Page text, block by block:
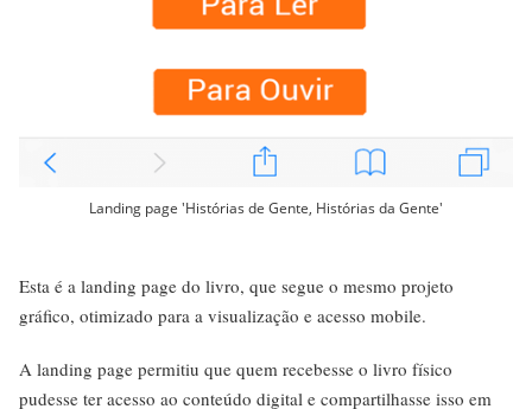
Landing page 'Histórias de Gente, Histórias da Gente'
Esta é a landing page do livro, que segue o mesmo projeto
gráfico, otimizado para a visualização e acesso mobile.
A landing page permitiu que quem recebesse o livro físico
pudesse ter acesso ao conteúdo digital e compartilhasse isso em